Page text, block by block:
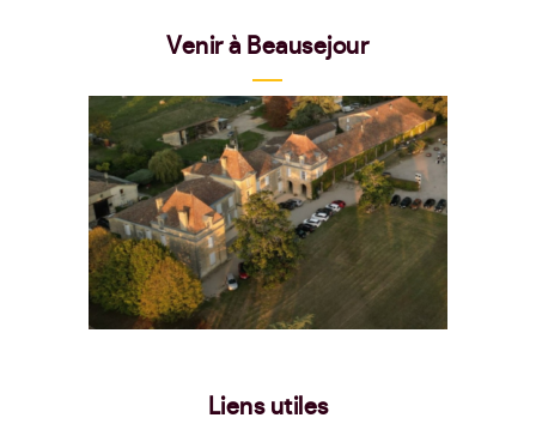
Venir à Beausejour
Liens utiles